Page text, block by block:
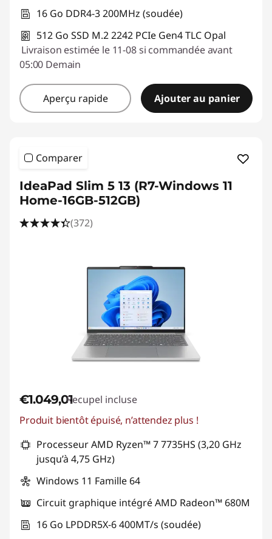
16 Go DDR4-3 200MHz (soudée)
512 Go SSD M.2 2242 PCIe Gen4 TLC Opal
Livraison estimée le 11-08 si commandée avant
05:00 Demain
Aperçu rapide Ajouter au panier
Comparer
IdeaPad Slim 5 13 (R7-Windows 11
Home-16GB-512GB)
(372)
€1.049,01Recupel incluse
Produit bientôt épuisé, n’attendez plus !
Processeur AMD Ryzen™ 7 7735HS (3,20 GHz
jusqu’à 4,75 GHz)
Windows 11 Famille 64
Circuit graphique intégré AMD Radeon™ 680M
16 Go LPDDR5X-6 400MT/s (soudée)